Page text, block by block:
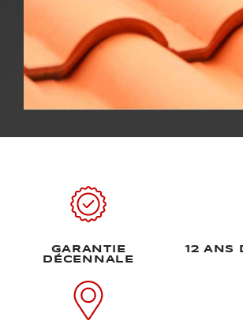
GARANTIE
DÉCENNALE
12 ANS